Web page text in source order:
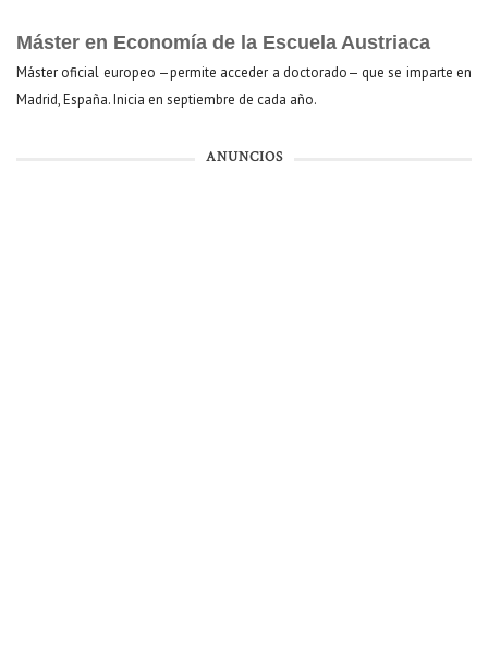
Máster en Economía de la Escuela Austriaca
Máster oficial europeo —permite acceder a doctorado— que se imparte en
Madrid, España. Inicia en septiembre de cada año.
ANUNCIOS